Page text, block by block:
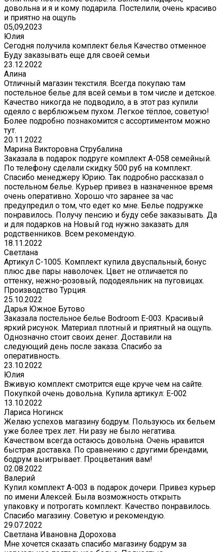
довольна и я и кому подарила. Постелили, очень красиво
и приятно на ощупь
05,09,2023
Юлия
Сегодня получила комплект белья Качество отменное
Буду заказывать еще для своей семьи
23.12.2022
Алина
Отличный магазин текстиля. Всегда покупаю там
постельное белье для всей семьи в том числе и детское.
Качество никогда не подводило, а в этот раз купили
одеяло с верблюжьем пухом. Легкое тёплое, советую!
Более подробно познакомится с ассортиментом можно
тут.
20.11.2022
Марина Викторовна Струбалина
Заказала в подарок подруге комплект А-058 семейный.
По телефону сделали скидку 500 руб на комплект.
Спасибо менеджеру Юрию. Так подробно рассказал о
постельном белье. Курьер привез в назначенное время
очень оперативно. Хорошо что заранее за час
предупредил о том, что едет ко мне. Белье подружке
понравилось. Получу пенсию и буду себе заказывать. Да
и для подарков на Новый год нужно заказать для
родственников. Всем рекомендую.
18.11.2022
Светлана
Артикул С-1005. Комплект купила двуспальный, бонус
плюс две пары наволочек. Цвет не отличается по
оттенку, нежно-розовый, пододеяльник на пуговицах.
Производство Турция.
25.10.2022
Дарья Южное Бутово
Заказала постельное белье Bodroom E-003. Красивый
яркий рисунок. Материал плотный и приятный на ощупь.
Однозначно стоит своих денег. Доставили на
следующий день после заказа. Спасибо за
оперативность.
23.10.2022
Юлия
Вживую комплект смотрится еще круче чем на сайте.
Покупкой очень довольна. Купила артикул: E-002
13.10.2022
Лариса Ногинск
Желаю успехов магазину бодрум. Пользуюсь их бельем
уже более трех лет. Ни разу не было негатива.
Качеством всегда остаюсь довольна. Очень нравится
быстрая доставка. По сравнению с другими брендами,
бодрум выигрывает. Процветания вам!
02.08.2022
Валерий
Купил комплект A-003 в подарок дочери. Привез курьер
по имени Алексей. Была возможность открыть
упаковку и потрогать комплект. Качество понравилось.
Спасибо магазину. Советую и рекомендую.
29.07.2022
Светлана Ивановна Дорохова
Мне хочется сказать спасибо магазину бодрум за